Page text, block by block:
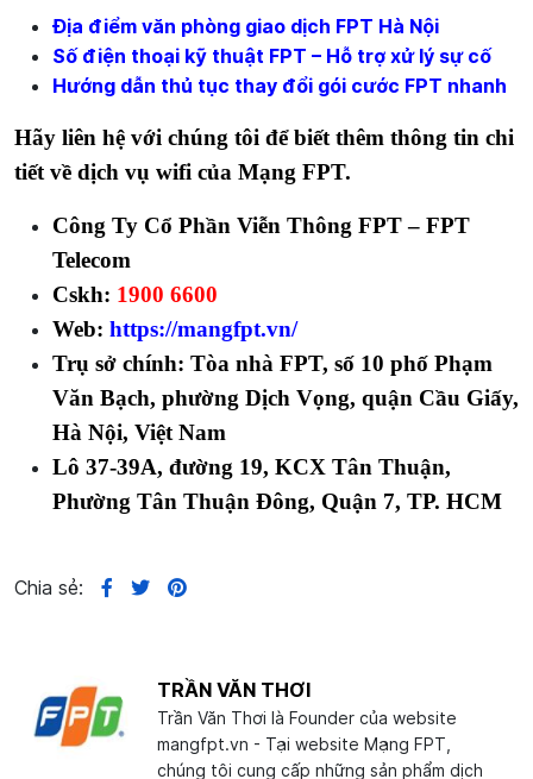
Địa điểm văn phòng giao dịch FPT Hà Nội
Số điện thoại kỹ thuật FPT – Hỗ trợ xử lý sự cố
Hướng dẫn thủ tục thay đổi gói cước FPT nhanh
Hãy liên hệ với chúng tôi để biết thêm thông tin chi
tiết về dịch vụ wifi của Mạng FPT.
Công Ty Cổ Phần Viễn Thông FPT – FPT
Telecom
Cskh: 1900 6600
Web: https://mangfpt.vn/
Trụ sở chính: Tòa nhà FPT, số 10 phố Phạm
Văn Bạch, phường Dịch Vọng, quận Cầu Giấy,
Hà Nội, Việt Nam
Lô 37-39A, đường 19, KCX Tân Thuận,
Phường Tân Thuận Đông, Quận 7, TP. HCM
Chia sẻ:
TRẦN VĂN THƠI
Trần Văn Thơi là Founder của website
mangfpt.vn - Tại website Mạng FPT,
chúng tôi cung cấp những sản phẩm dịch